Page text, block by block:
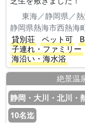
東海／静岡県／
静岡県熱海市西熱海
貸別荘
ペット可
子連れ・ファミリー
海沿い・海水浴
絶景温
静岡・大川・北川・
10名迄